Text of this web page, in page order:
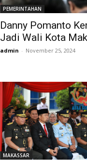
PEMERINTAHAN
Danny Pomanto
Jadi Wali Kota
admin - November 25, 2024
MAKASSAR